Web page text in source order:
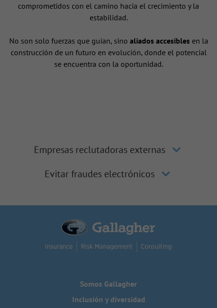
comprometidos con el camino hacia el crecimiento y la
estabilidad.
No son solo fuerzas que guían, sino aliados accesiblesen la
construcción de un futuro en evolución, donde el potencial
se encuentra con la oportunidad.
Empresas reclutadoras externas
Evitar fraudes electrónicos
Somos Gallagher
Inclusión y diversidad